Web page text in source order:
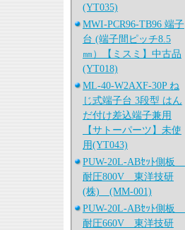
(YT035)
MWI-PCR96-TB96 端子
台 (端子間ピッチ8.5
㎜）【ミスミ】中古品
(YT018)
ML-40-W2AXF-30P ね
じ式端子台 3段型 はん
だ付け差込端子兼用
【サトーパーツ】未使
用(YT043)
PUW-20L-ABｾｯﾄ側板
耐圧800V 東洋技研
(株) (MM-001)
PUW-20L-ABｾｯﾄ側板
耐圧660V 東洋技研